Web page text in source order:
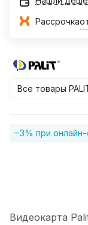
Рассрочка
Все товары
–3% при
Видеокарта